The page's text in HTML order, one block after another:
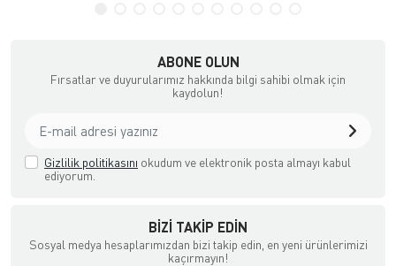
ABONE OLUN
Fırsatlar ve duyurularımız hakkında bilgi sahibi olmak için
kaydolun!
Gizlilik politikasını okudum ve elektronik posta almayı kabul
ediyorum.
BIZI TAKIP EDIN
Sosyal medya hesaplarımızdan bizi takip edin, en yeni ürünlerimizi
kaçırmayın!